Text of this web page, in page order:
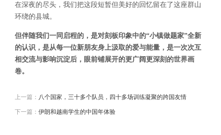
在深夜的尽头，我们把这段短暂但美好的回忆留在了这座群山
环绕的县城。
但伴随我们一同启程的，是对刻板印象中的“小镇做题家”全新
的认识，是从每一位新朋友身上汲取的爱与能量，是一次次互
相交流与影响沉淀后，眼前铺展开的更广阔更深刻的世界画
卷。
上一篇： 八个国家，三十多个队员，四十多场训练凝聚的跨国友情
下一篇： 伊朗和越南学生的中国年体验